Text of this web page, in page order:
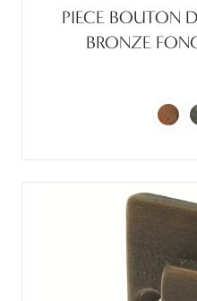
PIECE BOUTON
BRONZE